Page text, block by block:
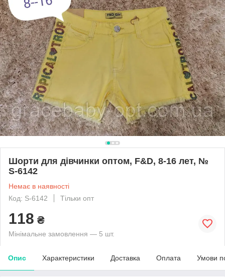
Шорти для дівчинки оптом, F&D, 8-16 лет, №
S-6142
Немає в наявності
Код: S-6142
Тільки опт
118 ₴
Мінімальне замовлення — 5 шт.
Опис Характеристики Доставка Оплата Умови